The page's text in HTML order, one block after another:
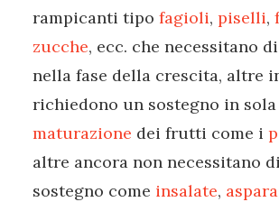
rampicanti tipo fagioli, piselli,
zucche, ecc. che necessitano
nella fase della crescita, altre
richiedono un sostegno in sola
maturazione dei frutti come i
altre ancora non necessitano
sostegno come insalate,